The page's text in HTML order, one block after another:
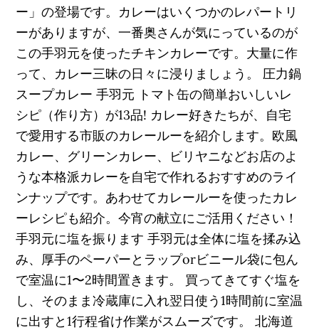
ー」の登場です。カレーはいくつかのレパートリ
ーがありますが、一番奥さんが気にっているのが
この手羽元を使ったチキンカレーです。大量に作
って、カレー三昧の日々に浸りましょう。 圧力鍋
スープカレー 手羽元 トマト缶の簡単おいしいレ
シピ（作り方）が13品! カレー好きたちが、自宅
で愛用する市販のカレールーを紹介します。欧風
カレー、グリーンカレー、ビリヤニなどお店のよ
うな本格派カレーを自宅で作れるおすすめのライ
ンナップです。あわせてカレールーを使ったカレ
ーレシピも紹介。今宵の献立にご活用ください！
手羽元に塩を振ります 手羽元は全体に塩を揉み込
み、厚手のペーパーとラップorビニール袋に包ん
で室温に1〜2時間置きます。 買ってきてすぐ塩を
し、そのまま冷蔵庫に入れ翌日使う1時間前に室温
に出すと1行程省け作業がスムーズです。 北海道